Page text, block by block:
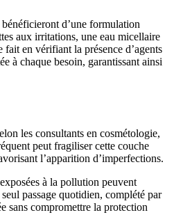
d’une formulation
aux irritations, une eau micellaire
en vérifiant la présence d’agents
à chaque besoin, garantissant ainsi
les consultants en cosmétologie,
peut fragiliser cette couche
l’apparition d’imperfections.
à la pollution peuvent
passage quotidien, complété par
sans compromettre la protection